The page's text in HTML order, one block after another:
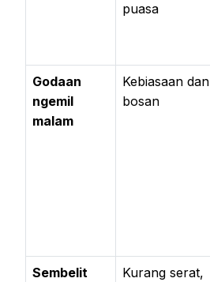
puasa
Godaan
ngemil
malam
Kebiasaan dan
bosan
Sembelit
Kurang serat,